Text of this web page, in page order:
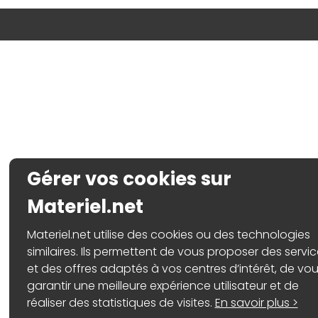
Gérer vos cookies sur
Materiel.net
Materiel.net utilise des cookies ou des technologies
similaires. Ils permettent de vous proposer des
et des offres adaptés à vos centres d’intérêt, de
garantir une meilleure expérience utilisateur et de
réaliser des statistiques de visites. En savoir plus >